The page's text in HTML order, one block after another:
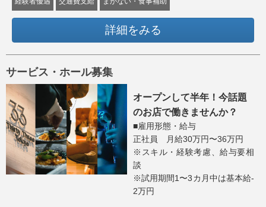
詳細をみる
サービス・ホール募集
オープンして半年！今話題
のお店で働きませんか？
■雇用形態・給与
正社員 月給30万円〜36万円
※スキル・経験考慮、給与要相
談
※試用期間1〜3カ月中は基本給-
2万円